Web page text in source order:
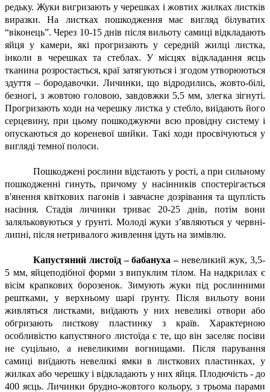
редьку. Жуки вигризають у черешках і жовтих жилках листків
виразки. На листках пошкодження має вигляд білуватих
“віконець”. Через 10-15 днів після вильоту самиці відкладають
яйця у камери, які прогризають у середній жилці листка,
інколи в черешках та стеблах. У місцях відкладання яєць
тканина розростається, краї затягуються і згодом утворюються
здуття – бородавочки. Личинки, що відродились, жовто-білі,
безногі, з жовтою головою, завдовжки 5,5 мм, злегка зігнуті.
Прогризають ходи на черешку листка у стебло, виїдають його
серцевину, при цьому пошкоджуючи всю провідну систему і
опускаються до кореневої шийки. Такі ходи просвічуються у
вигляді темної полоси.
Пошкоджені рослини відстають у рості, а при сильному
пошкодженні гинуть, причому у насінників спостерігається
в'янення квіткових пагонів і завчасне дозрівання та щуплість
насіння. Стадія личинки триває 20-25 днів, потім вони
заляльковуються у ґрунті. Молоді жуки з’являються у червні-
липні, після нетривалого живлення ідуть на зимівлю.
Капустяний листоїд – бабануха – невеликий жук, 3,5-
5 мм, яйцеподібної форми з випуклим тілом. На надкрилах є
вісім крапкових борозенок. Зимують жуки під рослинними
рештками, у верхньому шарі ґрунту. Після вильоту вони
живляться листками, виїдають у них невеликі отвори або
обгризають листкову пластинку з країв. Характерною
особливістю капустяного листоїда є те, що він заселяє посіви
не суцільно, а невеликими вогнищами. Після парування
самиці виїдають невеликі ямки в листкових пластинках, у
жилках або черешку і відкладають у них яйця. Плодючість - до
400 яєць. Личинки брудно-жовтого кольору, з трьома парами